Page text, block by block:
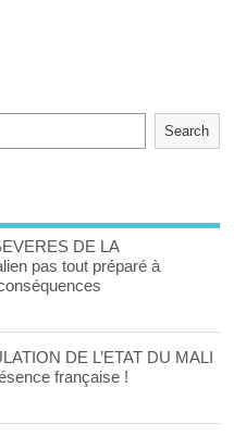
Search
DE LA
pas tout préparé à
DE L’ETAT DU MALI
française !